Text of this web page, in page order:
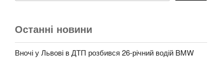
Останні новини
Вночі у Львові в ДТП розбився 26-річний водій BMW